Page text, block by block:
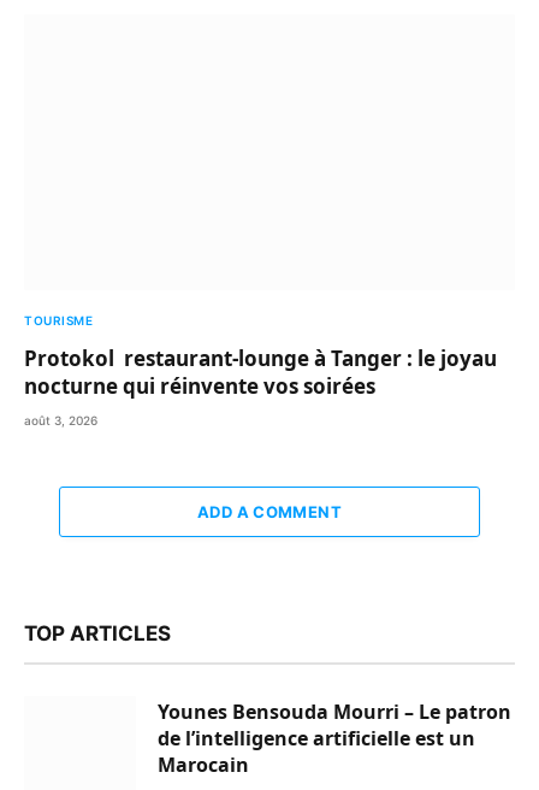
TOURISME
Protokol restaurant-lounge à Tanger : le joyau
nocturne qui réinvente vos soirées
août 3, 2026
ADD A COMMENT
TOP ARTICLES
Younes Bensouda Mourri – Le patron
de l’intelligence artificielle est un
Marocain